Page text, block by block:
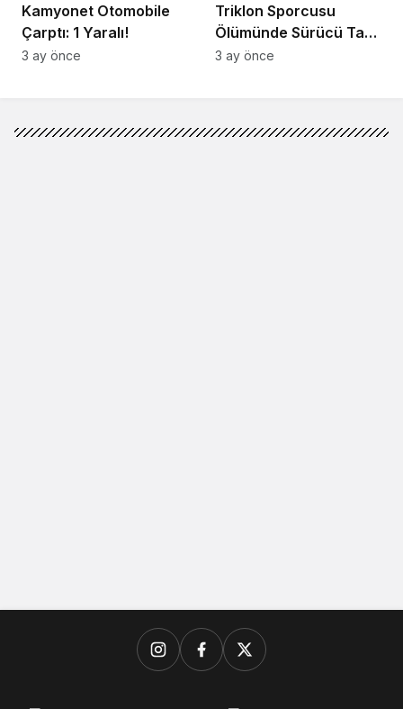
Kamyonet Otomobile
Çarptı: 1 Yaralı!
3 ay önce
Triklon Sporcusu
Ölümünde Sürücü Tam
Kusurlu!
3 ay önce